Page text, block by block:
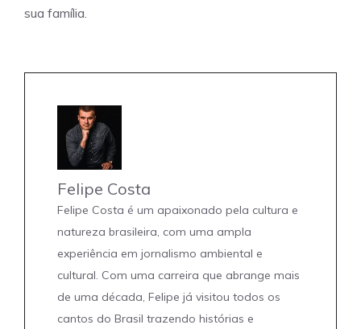
sua família.
Felipe Costa
Felipe Costa é um apaixonado pela cultura e
natureza brasileira, com uma ampla
experiência em jornalismo ambiental e
cultural. Com uma carreira que abrange mais
de uma década, Felipe já visitou todos os
cantos do Brasil trazendo histórias e